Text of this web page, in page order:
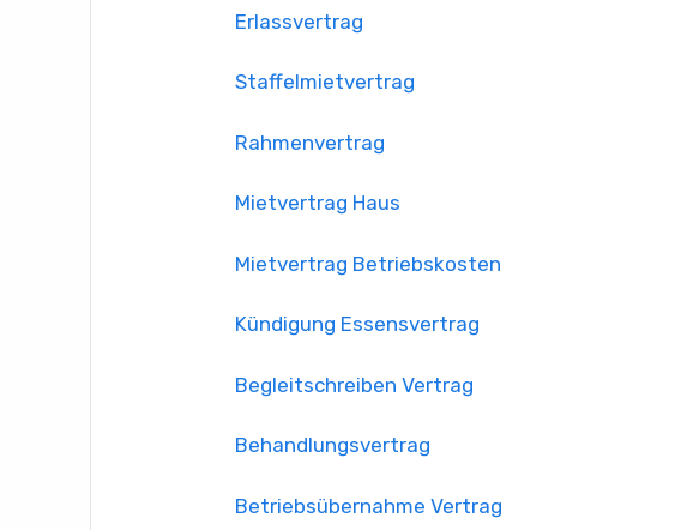
Erlassvertrag
Staffelmietvertrag
Rahmenvertrag
Mietvertrag Haus
Mietvertrag Betriebskosten
Kündigung Essensvertrag
Begleitschreiben Vertrag
Behandlungsvertrag
Betriebsübernahme Vertrag